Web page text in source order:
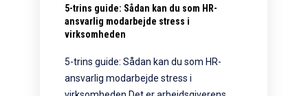
5-trins guide: Sådan kan du som HR-
ansvarlig modarbejde stress i
virksomheden
5-trins guide: Sådan kan du som HR-
ansvarlig modarbejde stress i